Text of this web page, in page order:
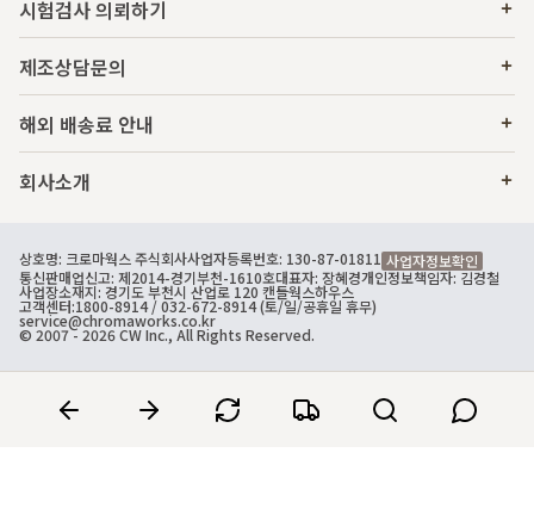
시험검사 의뢰하기
제조상담문의
해외 배송료 안내
회사소개
상호명: 크로마웍스 주식회사사업자등록번호: 130-87-01811 사업자정보확인
통신판매업신고: 제2014-경기부천-1610호대표자: 장혜경개인정보책임자: 김경철
사업장소재지: 경기도 부천시 산업로 120 캔들웍스하우스
고객센터:1800-8914/ 032-672-8914 (토/일/공휴일 휴무)
service@chromaworks.co.kr
© 2007 - 2026 CW Inc., All Rights Reserved.